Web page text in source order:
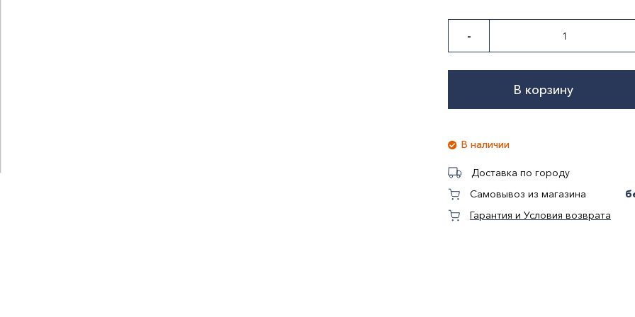
-
В корзину
В наличии
Доставка по городу
Самовывоз из магазина
Гарантия и Условия возврата